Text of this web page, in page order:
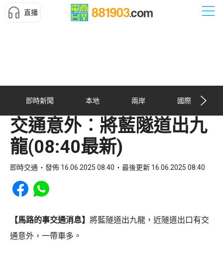
直播
即時新聞 本地 兩岸 國際
交通意外︰將藍隧道出九
龍(08:40最新)
即時交通 發佈 16.06.2025 08:40 最後更新 16.06.2025 08:40
Share to Facebook
Share to WhatsApp
【馬路的事交通消息】 將藍隧道出九龍，近隧道出口有交
通意外，一帶車多。